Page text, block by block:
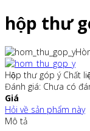
hộp thư
Hộp thư góp ý Chất
Đánh giá: Chưa có
Giá
Hỏi về sản phẩm này
Mô tả